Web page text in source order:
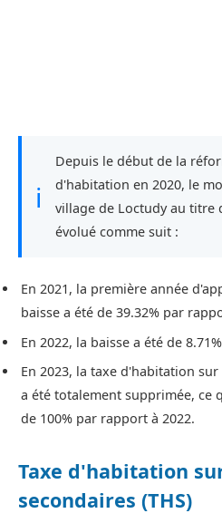
ℹ
Depuis le début de la
d'habitation en 2020, le
village de Loctudy au titre
évolué comme suit :
En 2021, la première année
baisse a été de 39.32% par
En 2022, la baisse a été de
En 2023, la taxe d'habitation
a été totalement supprimée, ce
de 100% par rapport à 2022.
Taxe d'habitation
secondaires (THS)